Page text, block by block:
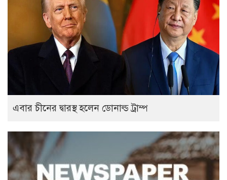
এবার চীনের দ্বারস্থ হলেন ডোনাল্ড ট্রাম্প